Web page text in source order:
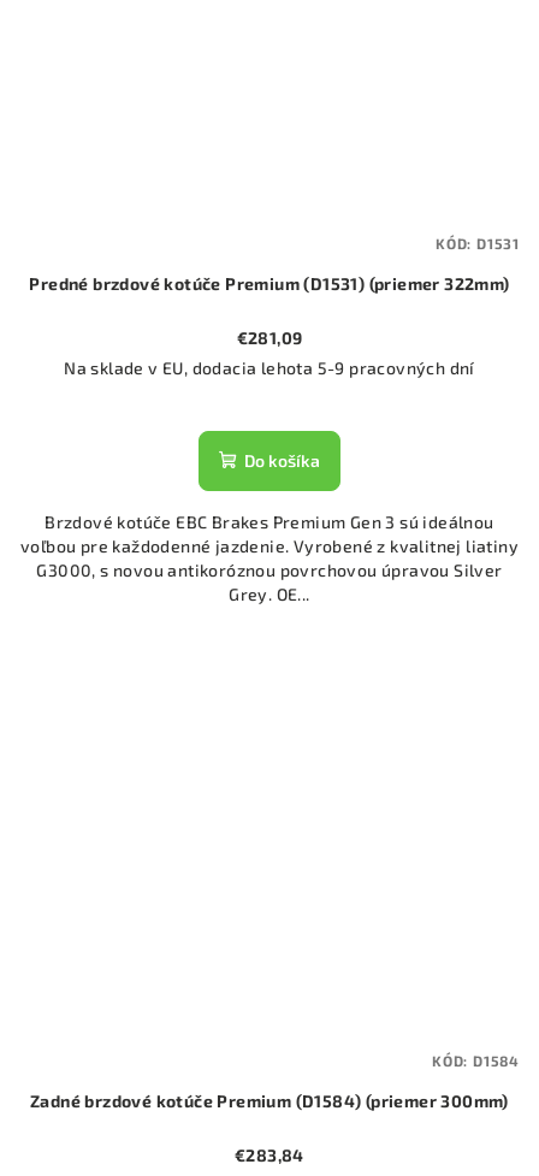
Predné brzdové kotúče Premium (D1531) (priemer 322mm)
€281,09
Na sklade v EU, dodacia lehota 5-9 pracovných dní
Do košíka
Brzdové kotúče EBC Brakes Premium Gen 3 sú ideálnou
voľbou pre každodenné jazdenie. Vyrobené z kvalitnej liatiny
G3000, s novou antikoróznou povrchovou úpravou Silver
Grey. OE...
KÓD: D1531
Zadné brzdové kotúče Premium (D1584) (priemer 300mm)
€283,84
KÓD: D1584